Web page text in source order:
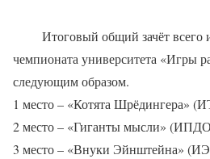
Итоговый общий зачёт всего
чемпионата университета «Игры
следующим образом.
1 место – «Котята Шрёдингера»
2 место – «Гиганты мысли»
3 место – «Внуки Эйнштейна»